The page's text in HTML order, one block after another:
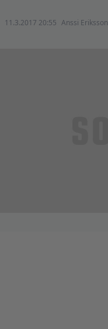
11.3.2017 20:55 Anssi Eriksson